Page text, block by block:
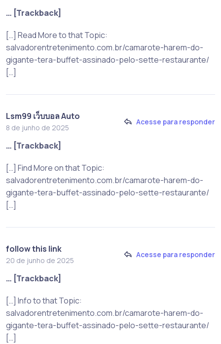
… [Trackback]
[…] Read More to that Topic:
salvadorentretenimento.com.br/camarote-harem-do-
gigante-tera-buffet-assinado-pelo-sette-restaurante/
[…]
Lsm99 เว็บบอล Auto
8 de junho de 2025
Acesse para responder
… [Trackback]
[…] Find More on that Topic:
salvadorentretenimento.com.br/camarote-harem-do-
gigante-tera-buffet-assinado-pelo-sette-restaurante/
[…]
follow this link
20 de junho de 2025
Acesse para responder
… [Trackback]
[…] Info to that Topic:
salvadorentretenimento.com.br/camarote-harem-do-
gigante-tera-buffet-assinado-pelo-sette-restaurante/
[…]